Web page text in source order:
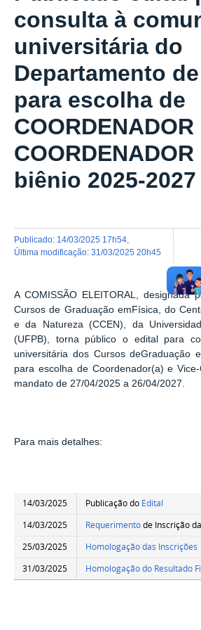
consulta à
universitária do
Departamento
para escolha de
COORDENADOR
biênio 2025-2027
publicado: 14/03/2025 17h54
última modificação: 31/03/2025 20h45
A COMISSÃO ELEITORAL, designada
Cursos de Graduação emFísica, do
e da Natureza (CCEN), da
(UFPB), torna público o edital para
universitária dos Cursos deGraduação
para escolha de Coordenador(a) e
mandato de 27/04/2025 a 26/04/2027.
Para mais detalhes:
14/03/2025 Publicação do Edital
14/03/2025
Requerimentode Inscrição
25/03/2025
Homologação das Inscrições
31/03/2025
Homologação do Resultado